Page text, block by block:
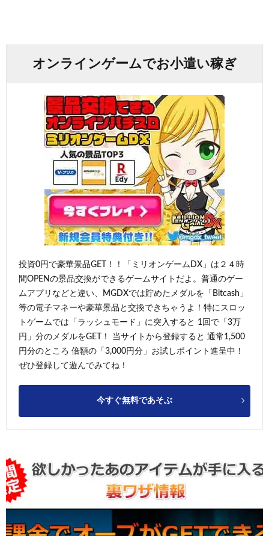
オンラインゲームでお小遣い稼ぎ
投資0円で豪華景品GET！！「ミリオンゲームDX」は２４時
間OPENの景品交換ができるゲームサイトだよ。普通のゲー
ムアプリなどと違い、MGDXでは貯めたメダルを「Bitcash」
等の電子マネーや豪華景品と交換できちゃうよ！特にスロッ
トゲームでは「ラッシュモード」に突入すると 1回で「3万
円」分のメダルをGET！ 当サイトから登録すると 通常1,500
円分のところ 倍額の「3,000円分」お試しポイント進呈中！
ぜひ登録して遊んでみてね！
今すぐ無料であそぶ